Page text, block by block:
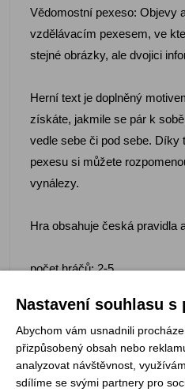
Vědomostní pexeso: Objevy
vzdělávacím pexesem, ve
stejné obrázky, ale dvojici
Herní text je doplněný
získáte, jakmile se pár k
vedle sebe či pod sebe. Díky
pexesu si můžete
vynálezy.
Hra obsahuje česká pravidla
počet hráčů: 2-5
délka hry: 15-30 min
kompletně česky
Nastavení souhlasu s
Abychom vám usnadnili
přizpůsobený obsah nebo
analyzovat návštěvnost,
sdílíme se svými partnery pro